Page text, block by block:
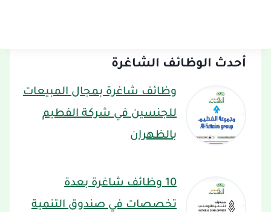
أحدث الوظائف الشاغرة
وظائف شاغرة بمجال المبيعات
للجنسين في شركة الفطيم
بالظهران
10 وظائف شاغرة بعدة
تخصصات في صندوق التنمية